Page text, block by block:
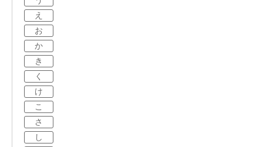
え
お
か
き
く
け
こ
さ
し